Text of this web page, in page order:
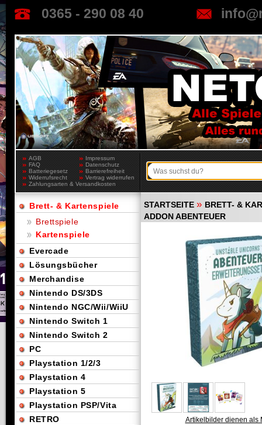
0365 - 290 08 40
AGB
Impressum
FAQ
Datenschutz
Batteriegesetz
Barrierefreiheit
Widerrufsrecht
Vertrag widerrufen
Zahlungsarten & Versandkosten
STARTSEITE » BRETT- &
ADDON ABENTEUER
Artikelbilder dienen als
Brett- & Kartenspiele
Brettspiele
Kartenspiele
Evercade
Lösungsbücher
Merchandise
Nintendo DS/3DS
Nintendo NGC/Wii/WiiU
Nintendo Switch 1
Nintendo Switch 2
PC
Playstation 1/2/3
Playstation 4
Playstation 5
Playstation PSP/Vita
RETRO